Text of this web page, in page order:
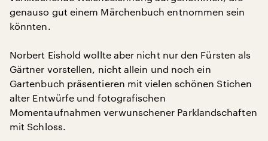
genauso gut einem Märchenbuch entnommen sein
könnten.
Norbert Eishold wollte aber nicht nur den Fürsten als
Gärtner vorstellen, nicht allein und noch ein
Gartenbuch präsentieren mit vielen schönen Stichen
alter Entwürfe und fotografischen
Momentaufnahmen verwunschener Parklandschaften
mit Schloss.